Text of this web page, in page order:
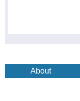
About